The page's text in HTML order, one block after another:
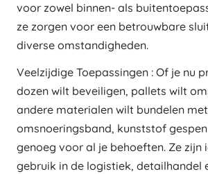
voor zowel binnen- als
ze zorgen voor een betrouwbare
diverse omstandigheden.
Veelzijdige Toepassingen : Of je nu
dozen wilt beveiligen, pallets wilt
andere materialen wilt bundelen met
omsnoeringsband, kunststof
genoeg voor al je behoeften. Ze zijn
gebruik in de logistiek, detailhandel